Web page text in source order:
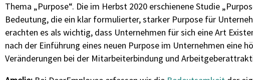
Thema „Purpose“. Die im Herbst 2020 erschienene Studie
Bedeutung, die ein klar formulierter, starker Purpose für
erachten es als wichtig, dass Unternehmen für sich eine Art
nach der Einführung eines neuen Purpose im Unternehmen
Veränderungen bei der Mitarbeiterbindung und